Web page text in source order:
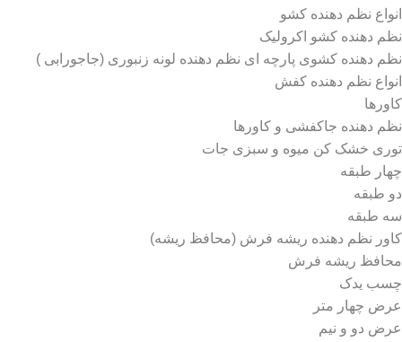
انواع نظم دهنده کشو
نظم دهنده کشو اکرولیک
نظم دهنده کشوی پارچه ای نظم دهنده لونه زنبوری (جاجورابی )
انواع نظم دهنده کفش
کاورها
نظم دهنده جاکفشی و کاورها
توری خشک کن میوه و سبزی جات
چهار طبقه
دو طبقه
سه طبقه
کاور نظم دهنده ریشه فرش (محافظ ریشه)
محافظ ریشه فرش
چسب یدک
عرض چهار متر
عرض دو و نیم